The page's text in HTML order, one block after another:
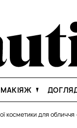
МАКІЯЖ
косметики для обличчя